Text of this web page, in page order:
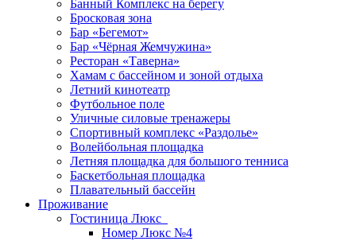
Банный Комплекс на берегу
Бросковая зона
Бар «Бегемот»
Бар «Чёрная Жемчужина»
Ресторан «Таверна»
Хамам с бассейном и зоной отдыха
Летний кинотеатр
Футбольное поле
Уличные силовые тренажеры
Спортивный комплекс «Раздолье»
Волейбольная площадка
Летняя площадка для большого тенниса
Баскетбольная площадка
Плавательный бассейн
Проживание
Гостиница Люкс
Номер Люкс №4